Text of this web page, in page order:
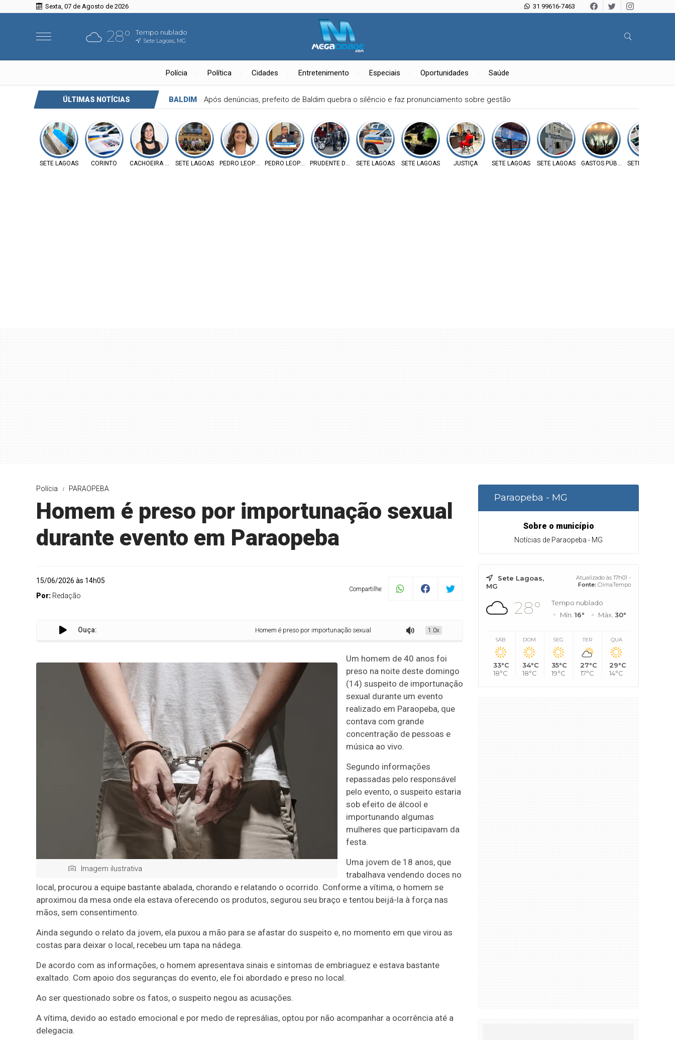
Sexta, 07 de Agosto de 2026 31 99616-7463
28° Tempo nublado
Sete Lagoas, MG
Polícia Política Cidades Entretenimento Especiais Oportunidades Saúde
ÚLTIMAS NOTÍCIAS FUNILÂNDIA Vereador Elói Mendes critica falta de investimentos na Saúde de Funilândia e cobra ação da Prefeitura
SETE LAGOAS CORINTO CACHOEIRA DA PRATASETE LAGOAS PEDRO LEOPOLDOPEDRO LEOPOLDOPRUDENTE DE MORAISSETE LAGOAS SETE LAGOAS JUSTIÇA SETE LAGOAS SETE LAGOAS GASTOS PÚBLICOSSETE LAGOAS
Polícia PARAOPEBA
Homem é preso por importunação sexual
durante evento em Paraopeba
15/06/2026 às 14h05
Por: Redação
Compartilhe:
Ouça: Homem é preso por importunação sexual durante evento em Paraopeba1.0x
Imagem ilustrativa
Um homem de 40 anos foi
preso na noite deste domingo
(14) suspeito de importunação
sexual durante um evento
realizado em Paraopeba, que
contava com grande
concentração de pessoas e
música ao vivo.
Segundo informações
repassadas pelo responsável
pelo evento, o suspeito estaria
sob efeito de álcool e
importunando algumas
mulheres que participavam da
festa.
Uma jovem de 18 anos, que
trabalhava vendendo doces no
local, procurou a equipe bastante abalada, chorando e relatando o ocorrido. Conforme a vítima, o homem se
aproximou da mesa onde ela estava oferecendo os produtos, segurou seu braço e tentou beijá-la à força nas
mãos, sem consentimento.
Ainda segundo o relato da jovem, ela puxou a mão para se afastar do suspeito e, no momento em que virou as
costas para deixar o local, recebeu um tapa na nádega.
De acordo com as informações, o homem apresentava sinais e sintomas de embriaguez e estava bastante
exaltado. Com apoio dos seguranças do evento, ele foi abordado e preso no local.
Ao ser questionado sobre os fatos, o suspeito negou as acusações.
A vítima, devido ao estado emocional e por medo de represálias, optou por não acompanhar a ocorrência até a
delegacia.
Paraopeba - MG
Sobre o município
Notícias de Paraopeba - MG
Sete Lagoas,
MG
Atualizado às 17h01 -
Fonte: ClimaTempo
28°
Tempo nublado
Mín. 16° Máx. 30°
SÁB
33°C
18°C
DOM
34°C
18°C
SEG
35°C
19°C
TER
27°C
17°C
QUA
29°C
14°C